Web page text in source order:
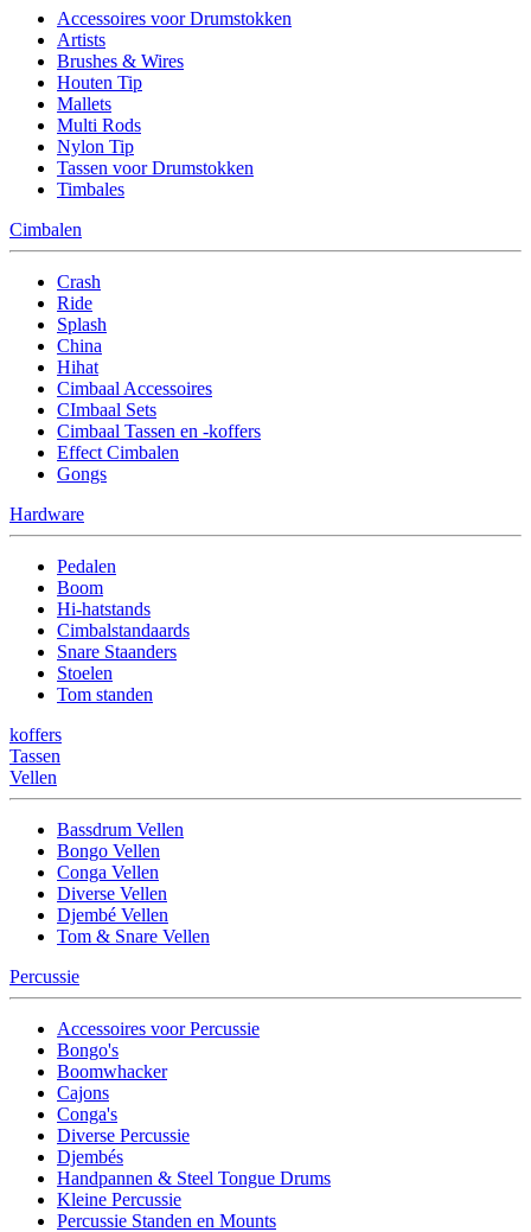
Accessoires voor Drumstokken
Artists
Brushes & Wires
Houten Tip
Mallets
Multi Rods
Nylon Tip
Tassen voor Drumstokken
Timbales
Cimbalen
Crash
Ride
Splash
China
Hihat
Cimbaal Accessoires
CImbaal Sets
Cimbaal Tassen en -koffers
Effect Cimbalen
Gongs
Hardware
Pedalen
Boom
Hi-hatstands
Cimbalstandaards
Snare Staanders
Stoelen
Tom standen
koffers
Tassen
Vellen
Bassdrum Vellen
Bongo Vellen
Conga Vellen
Diverse Vellen
Djembé Vellen
Tom & Snare Vellen
Percussie
Accessoires voor Percussie
Bongo's
Boomwhacker
Cajons
Conga's
Diverse Percussie
Djembés
Handpannen & Steel Tongue Drums
Kleine Percussie
Percussie Standen en Mounts